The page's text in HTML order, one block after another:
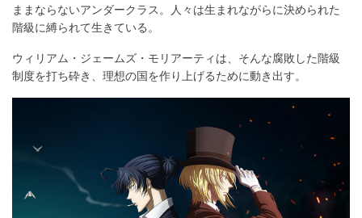
ままならないアンダークラス。人々は生まれながらに決められた
階級に縛られて生きている。
ウィリアム・ジェームズ・モリアーティは、そんな腐敗した階級
制度を打ち砕き、理想の国を作り上げるために動き出す。